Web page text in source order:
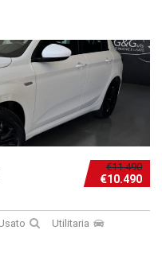
€11.490
€10.490
Utilitaria